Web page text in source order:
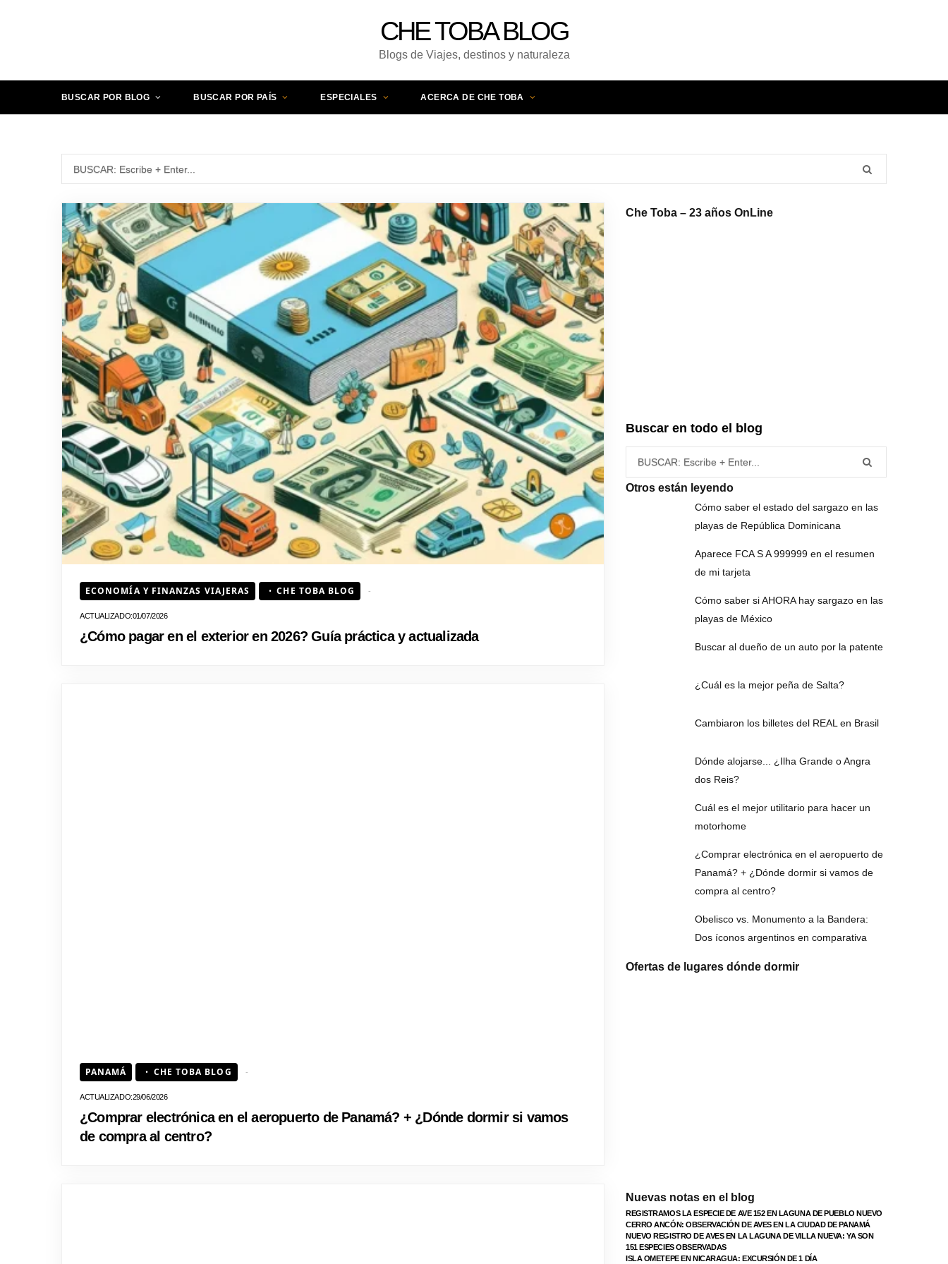
CHE TOBA BLOG
Blogs de Viajes, destinos y naturaleza
BUSCAR POR BLOG BUSCAR POR PAÍS ESPECIALES ACERCA DE CHE TOBA
ECONOMÍA Y FINANZAS VIAJERAS CHE TOBA BLOG
01/07/2026
¿Cómo pagar en el exterior en 2026? Guía práctica y actualizada
PANAMÁ CHE TOBA BLOG
29/06/2026
¿Comprar electrónica en el aeropuerto de Panamá? + ¿Dónde dormir si vamos
de compra al centro?
Che Toba – 23 años OnLine
Buscar en todo el blog
Otros están leyendo
Cómo saber el estado del sargazo en las
playas de República Dominicana
Aparece FCA S A 999999 en el resumen
de mi tarjeta
Cómo saber si AHORA hay sargazo en las
playas de México
Buscar al dueño de un auto por la patente
¿Cuál es la mejor peña de Salta?
Cambiaron los billetes del REAL en Brasil
Dónde alojarse... ¿Ilha Grande o Angra
dos Reis?
Cuál es el mejor utilitario para hacer un
motorhome
¿Comprar electrónica en el aeropuerto de
Panamá? + ¿Dónde dormir si vamos de
compra al centro?
Obelisco vs. Monumento a la Bandera:
Dos íconos argentinos en comparativa
Ofertas de lugares dónde dormir
Nuevas notas en el blog
REGISTRAMOS LA ESPECIE DE AVE 152 EN LAGUNA DE PUEBLO NUEVO
CERRO ANCÓN: OBSERVACIÓN DE AVES EN LA CIUDAD DE PANAMÁ
NUEVO REGISTRO DE AVES EN LA LAGUNA DE VILLA NUEVA: YA SON
151 ESPECIES OBSERVADAS
ISLA OMETEPE EN NICARAGUA: EXCURSIÓN DE 1 DÍA